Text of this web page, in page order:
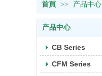
首頁 >> 产品中心
产品中心
CB Series
CFM Series